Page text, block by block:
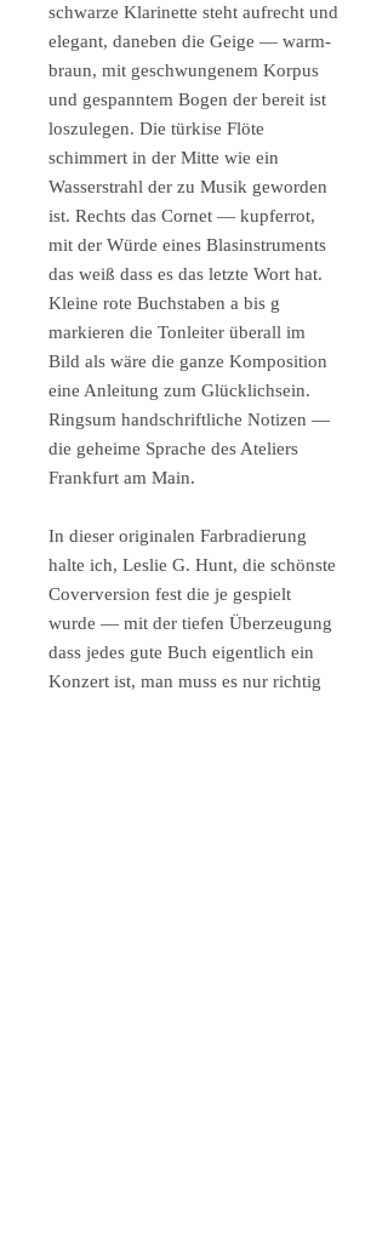
schwarze Klarinette steht aufrecht und
elegant, daneben die Geige — warm-
braun, mit geschwungenem Korpus
und gespanntem Bogen der bereit ist
loszulegen. Die türkise Flöte
schimmert in der Mitte wie ein
Wasserstrahl der zu Musik geworden
ist. Rechts das Cornet — kupferrot,
mit der Würde eines Blasinstruments
das weiß dass es das letzte Wort hat.
Kleine rote Buchstaben a bis g
markieren die Tonleiter überall im
Bild als wäre die ganze Komposition
eine Anleitung zum Glücklichsein.
Ringsum handschriftliche Notizen —
die geheime Sprache des Ateliers
Frankfurt am Main.
In dieser originalen Farbradierung
halte ich, Leslie G. Hunt, die schönste
Coverversion fest die je gespielt
wurde — mit der tiefen Überzeugung
dass jedes gute Buch eigentlich ein
Konzert ist, man muss es nur richtig